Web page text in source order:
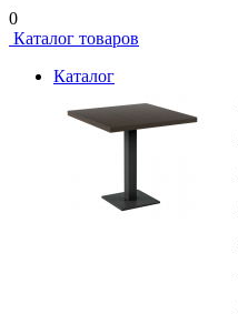
0
Каталог товаров
Каталог